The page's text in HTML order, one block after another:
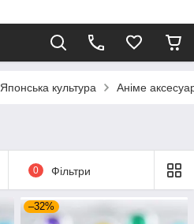
Японська культура Аніме
0 Фільтри
–32%